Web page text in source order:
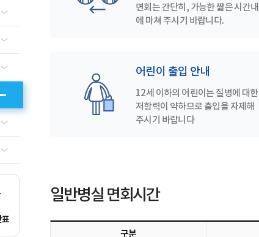
표
면회는 간단히, 가능한 짧은 시간내
에 마쳐 주시기 바랍니다.
어린이 출입 안내
12세 이하의 어린이는 질병에 대한
저항력이 약하므로 출입을 자제해
주시기 바랍니다
일반병실 면회시간
구분